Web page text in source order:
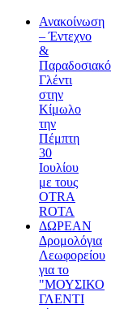
Ανακοίνωση
– Έντεχνο
&
Παραδοσιακό
Γλέντι
στην
Κίμωλο
την
Πέμπτη
30
Ιουλίου
με τους
OTRA
ROTA
ΔΩΡΕΑΝ
Δρομολόγια
Λεωφορείου
για το
"ΜΟΥΣΙΚΟ
ΓΛΕΝΤΙ